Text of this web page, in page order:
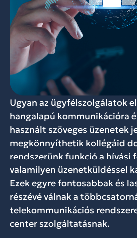
Ugyan az ügyfélszolgálatok
hangalapú kommunikációra
használt szöveges üzenetek
megkönnyíthetik kollégáid
rendszerünk funkció a hívási
valamilyen üzenetküldéssel
Ezek egyre fontosabbak és
részévé válnak a
telekommunikációs
center szolgáltatásnak.